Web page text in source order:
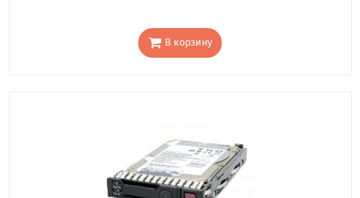
В корзину